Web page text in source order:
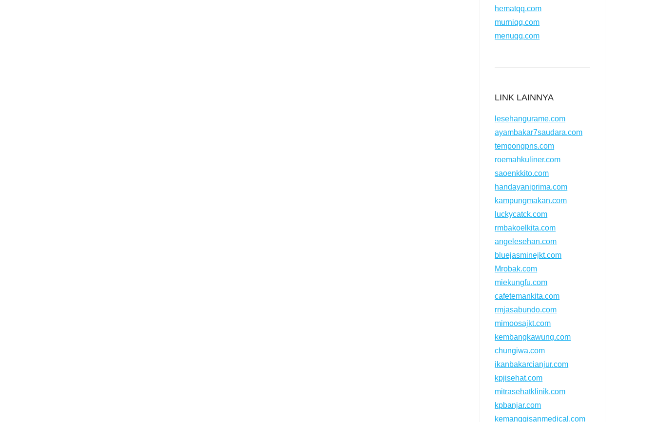
hematqq.com
murniqq.com
menuqq.com
LINK LAINNYA
lesehangurame.com
ayambakar7saudara.com
tempongpns.com
roemahkuliner.com
saoenkkito.com
handayaniprima.com
kampungmakan.com
luckycatck.com
rmbakoelkita.com
angelesehan.com
bluejasminejkt.com
Mrobak.com
miekungfu.com
cafetemankita.com
rmjasabundo.com
mimoosajkt.com
kembangkawung.com
chungiwa.com
ikanbakarcianjur.com
kpjisehat.com
mitrasehatklinik.com
kpbanjar.com
kemanggisanmedical.com